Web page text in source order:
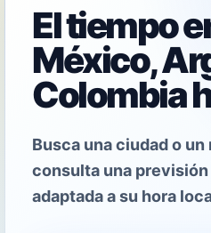
El tiempo
México,
Colombia
Busca una ciudad o
consulta una
adaptada a su hora